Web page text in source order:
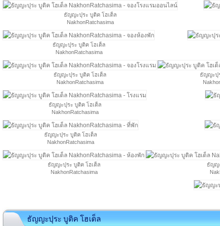
ธัญญะปุระ บูติค โฮเต็ล
NakhonRatchasima
ธัญญะปุระ บูติค โฮเต็ล
NakhonRatchasima
ธัญญะปุระ บูติค โฮเต็ล
NakhonRatchasima
ธัญญะปุ
ธัญญะปุระ บูติค โฮเต็ล
NakhonRatchasima
ธัญญะปุระ บูติค โฮเต็ล
NakhonRatchasima
ธัญญะปุระ บูติค โฮเต็ล
NakhonRatchasima
ธัญญ
ธัญญะปุระ บูติค โฮเต็ล